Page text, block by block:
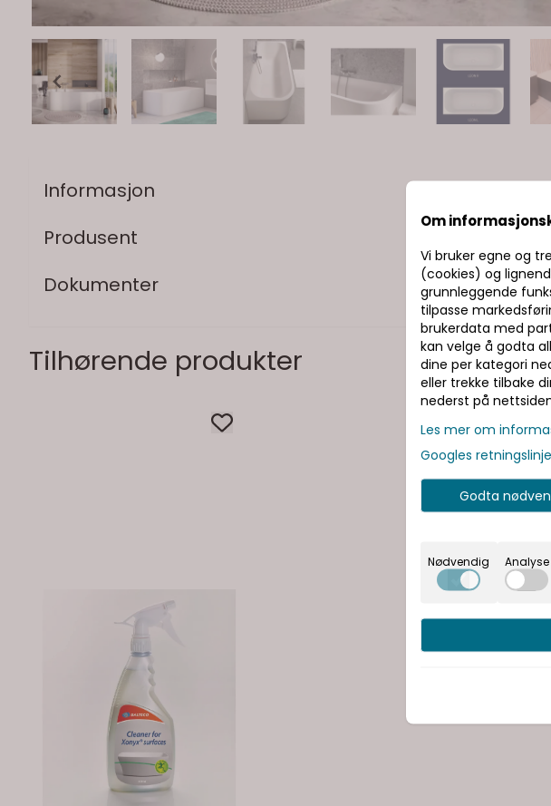
Informasjon
Produsent
Dokumenter
Tilhørende produkter
Om
Vi bruker egne og
(cookies) og
grunnleggende
tilpasse
brukerdata med
kan velge å godta
dine per kategori
eller trekke tilbake
nederst på
Les mer om
Googles
Godta
Nødvendig Analyse